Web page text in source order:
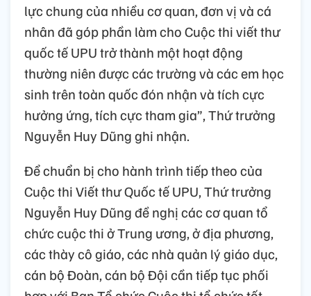
lực chung của nhiều cơ quan, đơn vị và cá
nhân đã góp phần làm cho Cuộc thi viết thư
quốc tế UPU trở thành một hoạt động
thường niên được các trường và các em học
sinh trên toàn quốc đón nhận và tích cực
hưởng ứng, tích cực tham gia”, Thứ trưởng
Nguyễn Huy Dũng ghi nhận.
Để chuẩn bị cho hành trình tiếp theo của
Cuộc thi Viết thư Quốc tế UPU, Thứ trưởng
Nguyễn Huy Dũng đề nghị các cơ quan tổ
chức cuộc thi ở Trung ương, ở địa phương,
các thày cô giáo, các nhà quản lý giáo dục,
cán bộ Đoàn, cán bộ Đội cần tiếp tục phối